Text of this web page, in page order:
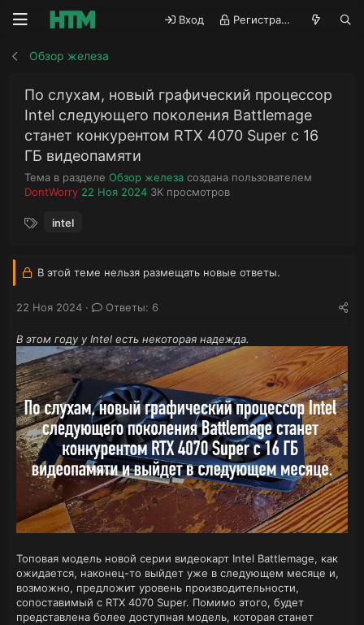
Вход Регистрация
Обзор железа
По слухам, новый графический процессор
Intel следующего поколения Battlemage
станет конкурентом RTX 4070 Super с 16
ГБ видеопамяти
Тема в разделе Обзор железа создана пользователем
А
т
т
е
ы
DontWorry Д
ч
л
22 Ноя 2024 П
т
ы
3K просмотров
intel
В этой теме нельзя размещать новые ответы.
22 Ноя 2024 Ответы: 6
В этом году у Intel есть некоторая надежда.
Топовая модель новой серии видеокарт Intel Battlemage, как
ожидается, наконец-то выйдет уже в следующем месяце и,
возможно, предложит уровень производительности,
сопоставимый с RTX 4070 Super. Помимо этого, будет
представлена более доступная модель, которая станет